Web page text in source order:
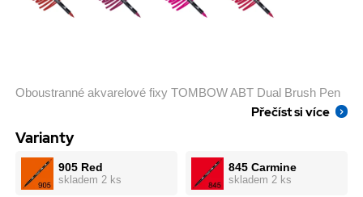
Oboustranné akvarelové fixy TOMBOW ABT Dual Brush Pen
Přečíst si více
Varianty
905 Red
skladem 2 ks
845 Carmine
skladem 2 ks